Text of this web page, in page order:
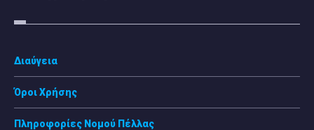
Διαύγεια
Όροι Χρήσης
Πληροφορίες Νομού Πέλλας